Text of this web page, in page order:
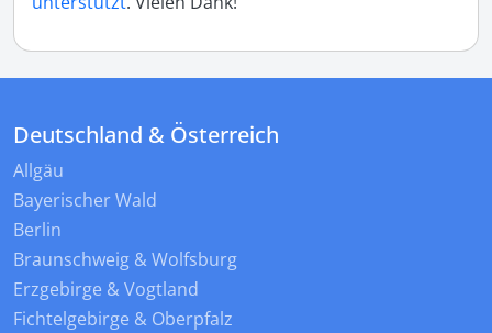
Deutschland & Österreich
Allgäu
Bayerischer Wald
Berlin
Braunschweig & Wolfsburg
Erzgebirge & Vogtland
Fichtelgebirge & Oberpfalz